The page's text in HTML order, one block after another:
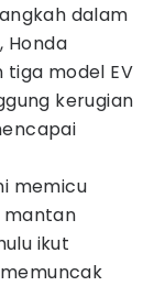
dalam
Honda
model EV
kerugian
memicu
mantan
ikut